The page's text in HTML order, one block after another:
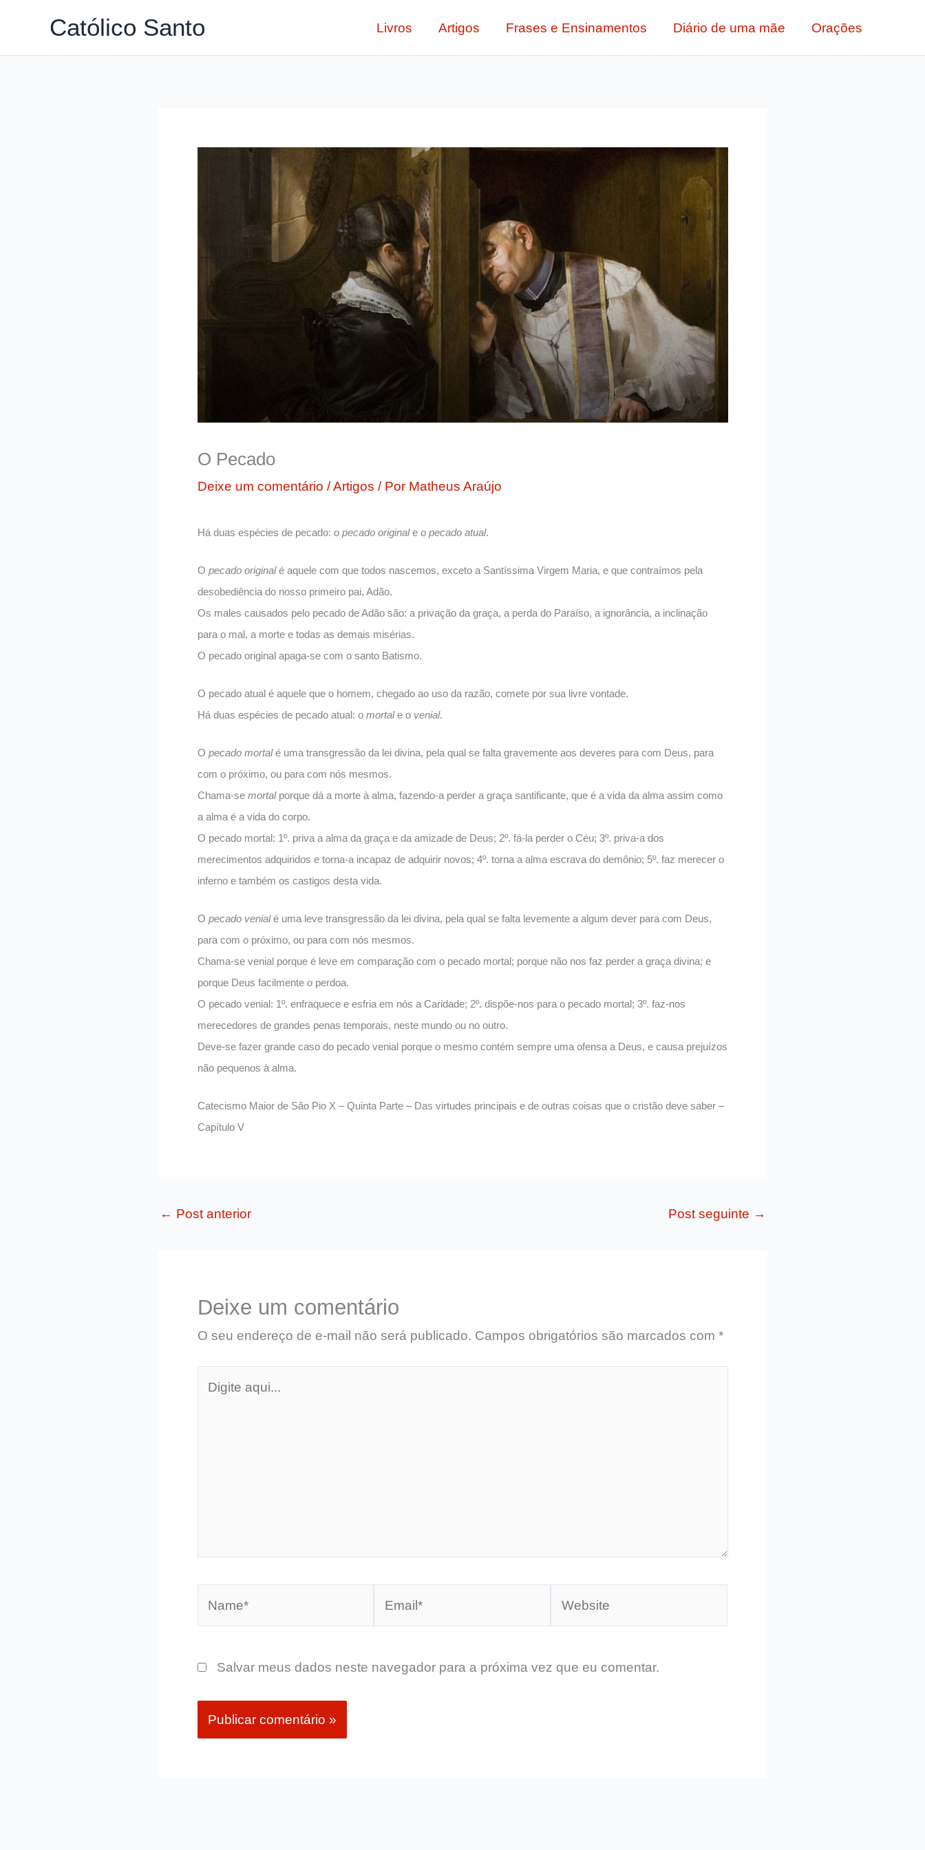
o
Católico Santo Livros Artigos Frases e Ensinamentos Diário de uma mãe Orações
O Pecado
Deixe um comentário /Artigos / Por Matheus Araújo
Há duas espécies de pecado: o pecado originale o pecado atual.
O pecado originalé aquele com que todos nascemos, exceto a Santíssima Virgem Maria, e que contraímos pela
desobediência do nosso primeiro pai, Adão.
Os males causados pelo pecado de Adão são: a privação da graça, a perda do Paraíso, a ignorância, a inclinação
para o mal, a morte e todas as demais misérias.
O pecado original apaga-se com o santo Batismo.
O pecado atual é aquele que o homem, chegado ao uso da razão, comete por sua livre vontade.
Há duas espécies de pecado atual: o mortale o venial.
O pecado mortalé uma transgressão da lei divina, pela qual se falta gravemente aos deveres para com Deus, para
com o próximo, ou para com nós mesmos.
Chama-se mortalporque dá a morte à alma, fazendo-a perder a graça santificante, que é a vida da alma assim como
a alma é a vida do corpo.
O pecado mortal: 1º. priva a alma da graça e da amizade de Deus; 2º. fá-la perder o Céu; 3º. priva-a dos
merecimentos adquiridos e torna-a incapaz de adquirir novos; 4º. torna a alma escrava do demônio; 5º. faz merecer o
inferno e também os castigos desta vida.
O pecado venialé uma leve transgressão da lei divina, pela qual se falta levemente a algum dever para com Deus,
para com o próximo, ou para com nós mesmos.
Chama-se venial porque é leve em comparação com o pecado mortal; porque não nos faz perder a graça divina; e
porque Deus facilmente o perdoa.
O pecado venial: 1º. enfraquece e esfria em nós a Caridade; 2º. dispõe-nos para o pecado mortal; 3º. faz-nos
merecedores de grandes penas temporais, neste mundo ou no outro.
Deve-se fazer grande caso do pecado venial porque o mesmo contém sempre uma ofensa a Deus, e causa prejuízos
não pequenos à alma.
Catecismo Maior de São Pio X – Quinta Parte – Das virtudes principais e de outras coisas que o cristão deve saber –
Capítulo V
← Post anterior Post seguinte →
Deixe um comentário
O seu endereço de e-mail não será publicado. Campos obrigatórios são marcados com *
aqui...
Salvar meus dados neste navegador para a próxima vez que eu comentar.